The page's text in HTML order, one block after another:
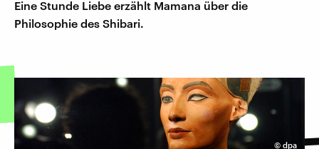
Eine Stunde Liebe erzählt Mamana über die
Philosophie des Shibari.
© dpa